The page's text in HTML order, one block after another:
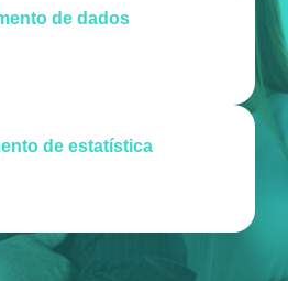
de dados
de estatística